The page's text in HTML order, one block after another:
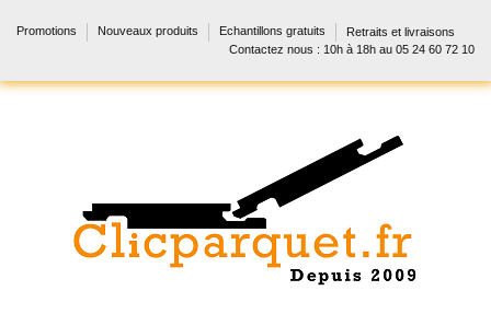
Promotions Nouveaux produits Echantillons gratuits
Retraits et livraisons
Contactez nous : 10h à 18h au 05 24 60 72 10